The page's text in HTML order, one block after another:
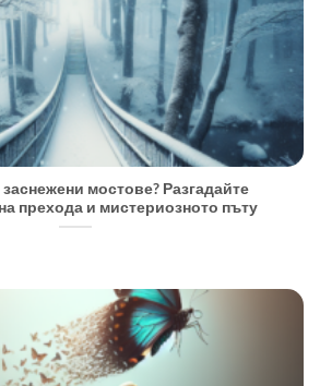
мостове? Разгадайте
прехода и мистериозното пъту